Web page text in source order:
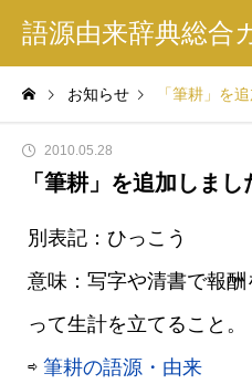
語源由来辞典総合
お知らせ 「筆耕」を
2010.05.28
「筆耕」を追加しまし
別表記：ひっこう
意味：写字や清書で報
って生計を立てること。
⇨ 筆耕の語源・由来